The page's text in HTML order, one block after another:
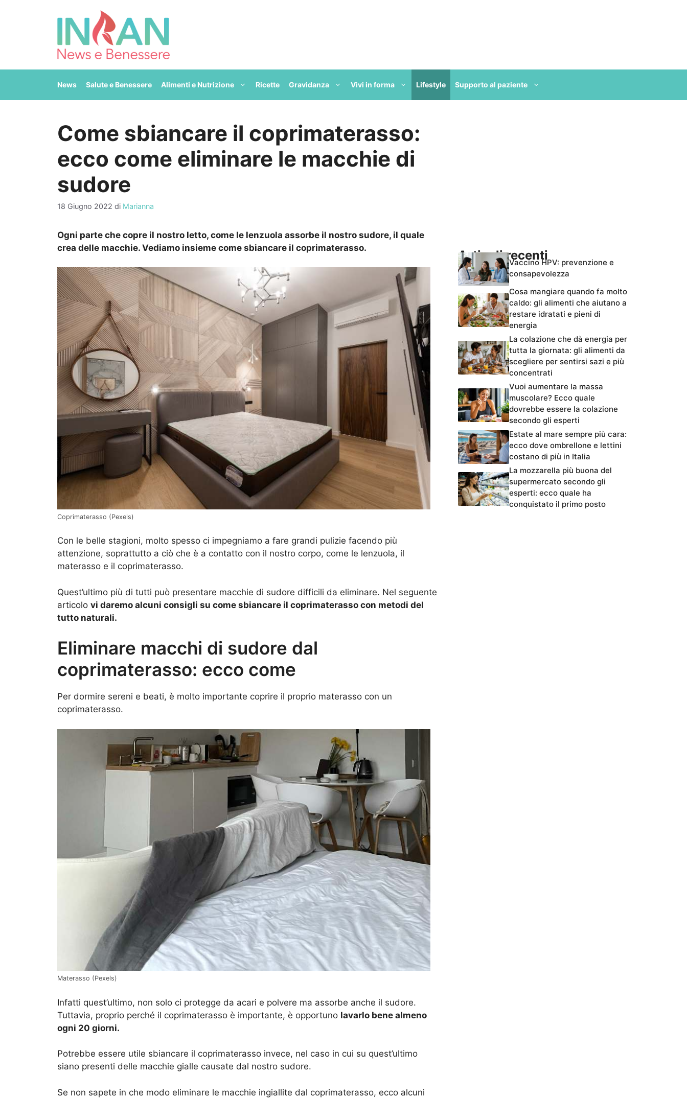
News Salute e Benessere Alimenti e Nutrizione Ricette Gravidanza Vivi in forma Lifestyle Supporto al paziente
Come sbiancare il coprimaterasso:
ecco come eliminare le macchie di
sudore
18 Giugno 2022 di Marianna
Ogni parte che copre il nostro letto, come le lenzuola assorbe il nostro sudore, il quale
crea delle macchie. Vediamo insieme come sbiancare il coprimaterasso.
Coprimaterasso (Pexels)
Con le belle stagioni, molto spesso ci impegniamo a fare grandi pulizie facendo più
attenzione, soprattutto a ciò che è a contatto con il nostro corpo, come le lenzuola, il
materasso e il coprimaterasso.
Quest’ultimo più di tutti può presentare macchie di sudore difficili da eliminare. Nel seguente
articolo vi daremo alcuni consigli su come sbiancare il coprimaterasso con metodi del
tutto naturali.
Eliminare macchi di sudore dal
coprimaterasso: ecco come
Per dormire sereni e beati, è molto importante coprire il proprio materasso con un
coprimaterasso.
Materasso (Pexels)
Infatti quest’ultimo, non solo ci protegge da acari e polvere ma assorbe anche il sudore.
Tuttavia, proprio perché il coprimaterasso è importante, è opportuno lavarlo bene almeno
ogni 20 giorni.
Potrebbe essere utile sbiancare il coprimaterasso invece, nel caso in cui su quest’ultimo
siano presenti delle macchie gialle causate dal nostro sudore.
Se non sapete in che modo eliminare le macchie ingiallite dal coprimaterasso, ecco alcuni
Articoli recentiVaccino HPV: prevenzione e
consapevolezza
Cosa mangiare quando fa molto
caldo: gli alimenti che aiutano a
restare idratati e pieni di
energia
La colazione che dà energia per
tutta la giornata: gli alimenti da
scegliere per sentirsi sazi e più
concentrati
Vuoi aumentare la massa
muscolare? Ecco quale
dovrebbe essere la colazione
secondo gli esperti
Estate al mare sempre più cara:
ecco dove ombrellone e lettini
costano di più in Italia
La mozzarella più buona del
supermercato secondo gli
esperti: ecco quale ha
conquistato il primo posto